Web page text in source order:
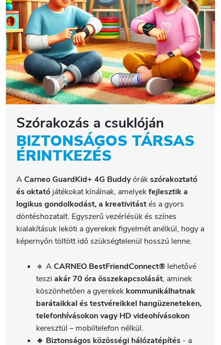
Szórakozás a csuklóján
BIZTONSÁGOS TÁRSAS
ÉRINTKEZÉS
ACarneo GuardKid+ 4G Buddyórákszórakoztató
és oktató játékokat kínálnak, amelyekfejlesztik a
logikus gondolkodást, a kreativitástés a gyors
döntéshozatalt. Egyszerű vezérlésük és színes
kialakításuk leköti a gyerekek figyelmét anélkül, hogy a
képernyőn töltött idő szükségtelenül hosszú lenne.
🔹 ACARNEO BestFriendConnect® lehetővé
tesziakár 70 óra összekapcsolását, aminek
köszönhetően a gyerekek kommunikálhatnak
barátaikkal és testvéreikkel hangüzeneteken,
telefonhívásokon vagy HD videohívásokon
keresztül – mobiltelefon nélkül.
🔹 Biztonságos közösségi hálózatépítés - a